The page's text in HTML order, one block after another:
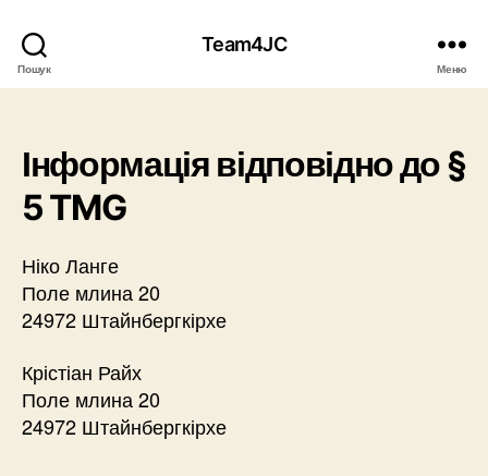
Пошук
Team4JC
Меню
Інформація відповідно до §
5 TMG
Ніко Ланге
Поле млина 20
24972 Штайнбергкірхе
Крістіан Райх
Поле млина 20
24972 Штайнбергкірхе